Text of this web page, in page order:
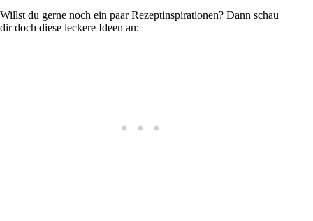
Willst du gerne noch ein paar Rezeptinspirationen? Dann schau
dir doch diese leckere Ideen an: